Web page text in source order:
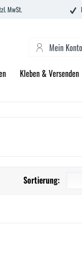
MwSt.
Mein Konto
Kleben & Versenden
Sortierung: